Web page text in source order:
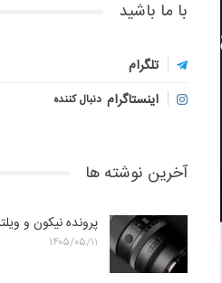
با ما باشید
تلگرام
اینستاگرام دنبال کننده
آخرین نوشته ها
پرونده نیکون و
۱۴۰۵/۰۵/۱۱